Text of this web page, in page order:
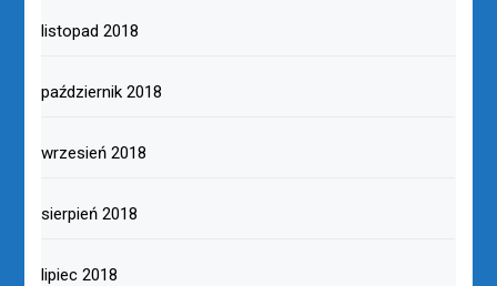
listopad 2018
październik 2018
wrzesień 2018
sierpień 2018
lipiec 2018